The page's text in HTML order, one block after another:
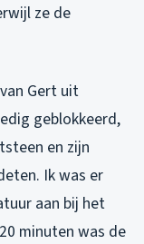
ze de
Gert uit
geblokkeerd,
en zijn
Ik was er
aan bij het
minuten was de